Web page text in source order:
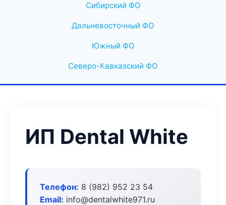
Сибирский ФО
Дальневосточный ФО
Южный ФО
Северо-Кавказский ФО
ИП Dental White
Телефон: 8 (982) 952 23 54
Email: info@dentalwhite971.ru